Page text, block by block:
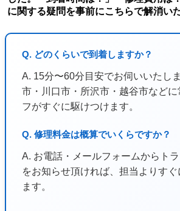
に関する疑問を事前にこちらで解消い
Q. どのくらいで到着しますか？
A. 15分〜60分目安でお伺いいたし
市・川口市・所沢市・越谷市などに
フがすぐに駆けつけます。
Q. 修理料金は概算でいくらですか？
A. お電話・メールフォームからト
をお知らせ頂ければ、担当よりす
ます。